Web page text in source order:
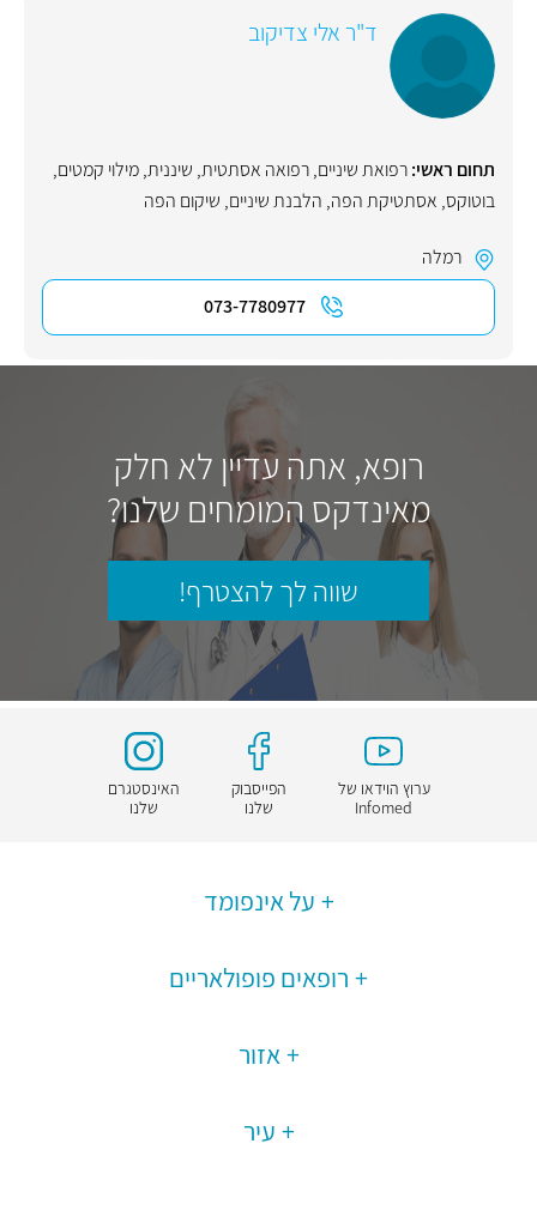
ד"ר אלי צדיקוב
תחום ראשי:רפואת שיניים,רפואה אסתטית, שיננית,מילוי קמטים,
בוטוקס, אסתטיקת הפה, הלבנת שיניים, שיקום הפה
רמלה
073-7780977
רופא, אתה עדיין לא חלק
מאינדקס המומחים שלנו?
שווה לך להצטרף!
ערוץ הוידאו של
Infomed
הפייסבוק
שלנו
האינסטגרם
שלנו
על אינפומד
רופאים פופולאריים
אזור
עיר